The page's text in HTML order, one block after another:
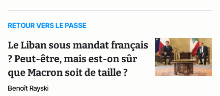
RETOUR VERS LE PASSE
Le Liban sous mandat français
? Peut-être, mais est-on sûr
que Macron soit de taille ?
Benoît Rayski